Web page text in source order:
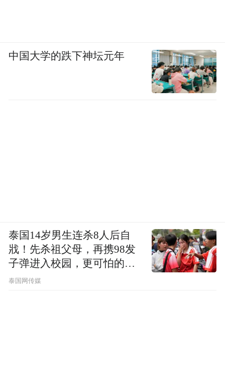
中国大学的跌下神坛元年
泰国14岁男生连杀8人后自
戕！先杀祖父母，再携98发
子弹进入校园，更可怕的细
节公布了
泰国网传媒